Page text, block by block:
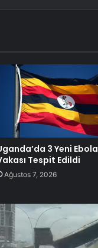
3 Yeni Ebola
Tespit Edildi
Ağustos 7, 2026